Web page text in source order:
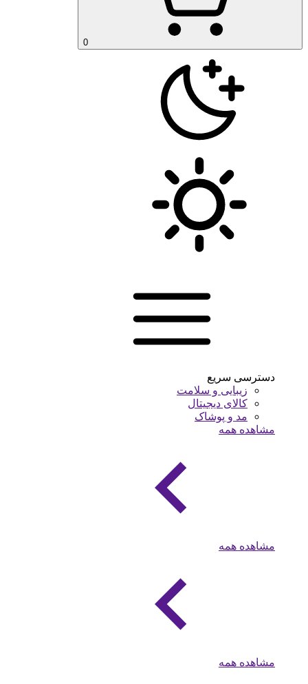
0
دسترسی سریع
زیبایی و سلامت
کالای دیجیتال
مد و پوشاک
مشاهده همه
مشاهده همه
مشاهده همه